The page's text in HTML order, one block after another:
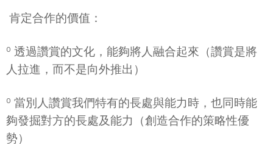
 肯定合作的價值：
º 透過讚賞的文化，能夠將人融合起來（讚賞是將
人拉進，而不是向外推出）
º 當別人讚賞我們特有的長處與能力時，也同時能
夠發掘對方的長處及能力（創造合作的策略性優
勢）